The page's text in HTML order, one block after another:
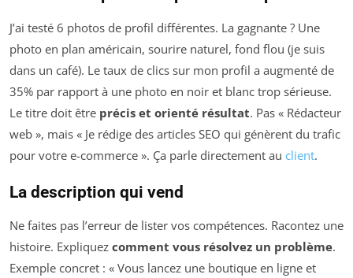
J’ai testé 6 photos de profil différentes. La gagnante ? Une
photo en plan américain, sourire naturel, fond flou (je suis
dans un café). Le taux de clics sur mon profil a augmenté de
35% par rapport à une photo en noir et blanc trop sérieuse.
Le titre doit être précis et orienté résultat. Pas « Rédacteur
web », mais « Je rédige des articles SEO qui génèrent du trafic
pour votre e-commerce ». Ça parle directement au client.
La description qui vend
Ne faites pas l’erreur de lister vos compétences. Racontez une
histoire. Expliquez comment vous résolvez un problème.
Exemple concret : « Vous lancez une boutique en ligne et